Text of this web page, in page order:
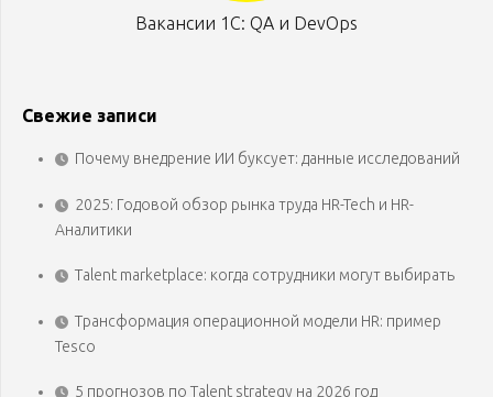
Вакансии 1С: QA и DevOps
Свежие записи
Почему внедрение ИИ буксует: данные исследований
2025: Годовой обзор рынка труда HR-Tech и HR-
Аналитики
Talent marketplace: когда сотрудники могут выбирать
Трансформация операционной модели HR: пример
Tesco
5 прогнозов по Talent strategy на 2026 год